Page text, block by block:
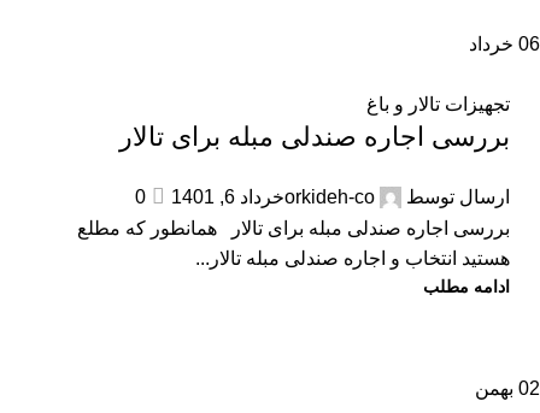
06 خرداد
تجهیزات تالار و باغ
بررسی اجاره صندلی مبله برای تالار
ارسال توسط orkideh-coخرداد 6, 1401
0
بررسی اجاره صندلی مبله برای تالار همانطور که مطلع
هستید انتخاب و اجاره صندلی مبله تالار...
ادامه مطلب
02 بهمن